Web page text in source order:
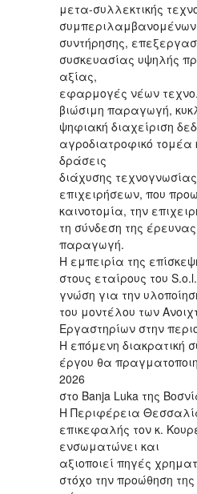
μετα-συλλεκτικής
συντήρησης,
συσκευασίας υψηλής
αξίας,
εφαρμογές νέων
βιώσιμη παραγωγή,
ψηφιακή διαχείριση
αγροδιατροφικό τομέα
δράσεις
διάχυσης
επιχειρήσεων, που
καινοτομία, την
τη σύνδεση της
παραγωγή.
Η εμπειρία της
στους εταίρους του
γνώση για την
του μοντέλου των
Εργαστηρίων στην
Η επόμενη διακρατική
έργου θα
2026
στο Banja Luka της
Η Περιφέρεια
επικεφαλής τον κ.
ενσωματώνει και
αξιοποιεί πηγές
στόχο την προώθηση